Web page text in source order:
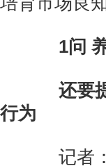
1问
还要
行为
记者：